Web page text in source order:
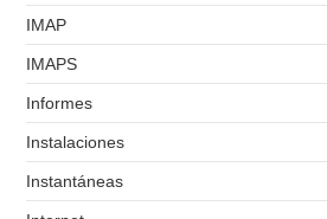
IMAP
IMAPS
Informes
Instalaciones
Instantáneas